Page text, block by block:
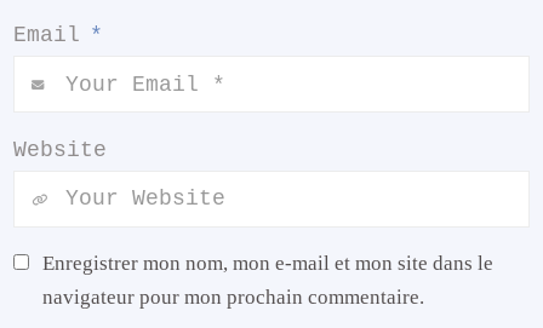
Email*
Website
Enregistrer mon nom, mon e-mail et mon site dans le
navigateur pour mon prochain commentaire.